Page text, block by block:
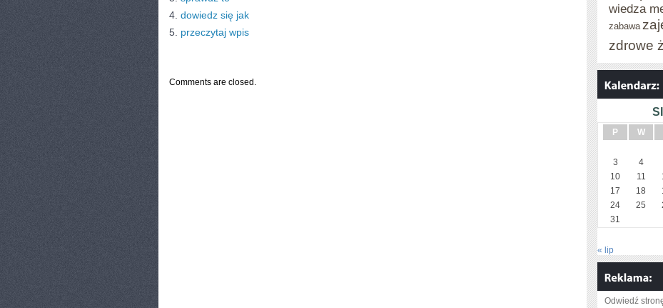
4. dowiedz się jak
5. przeczytaj wpis
Comments are closed.
wiedza
zabawa
zdrowe
P W
3
4
10
11
17
18
24
25
31
« lip
Odwiedź